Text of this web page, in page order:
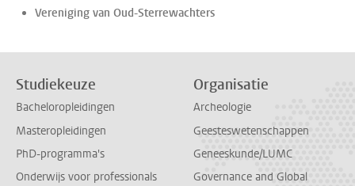
Vereniging van Oud-Sterrewachters
Studiekeuze
Bacheloropleidingen
Masteropleidingen
PhD-programma's
Onderwijs voor professionals
Organisatie
Archeologie
Geesteswetenschappen
Geneeskunde/LUMC
Governance and Global